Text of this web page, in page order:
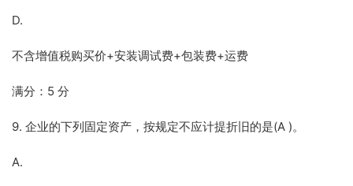
D.
不含增值税购买价+安装调试费+包装费+运费
满分：5 分
9. 企业的下列固定资产，按规定不应计提折旧的是(A )。
A.